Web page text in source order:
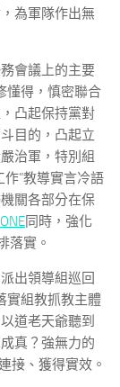
為軍隊作出無
會議上的主要
懂得，慎密聯合
凸起保持黨對
目的，凸起立
治軍，特別組
”教導實言冷語
關各部分在保
同時，強化
落實。
出領導組巡回
實組教抓教主體
道老天爺聽到
真？強無力的
接、獲得實效。